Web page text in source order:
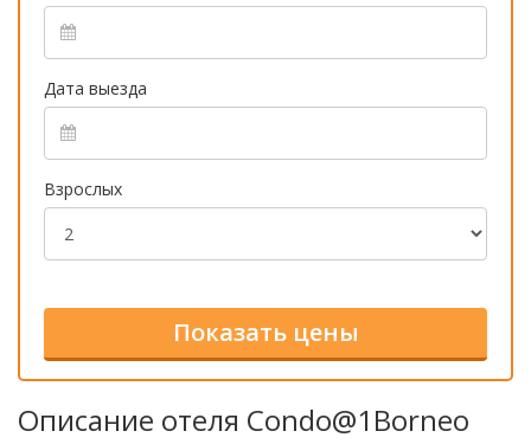
Дата выезда
Взрослых
Описание отеля Condo@1Borneo